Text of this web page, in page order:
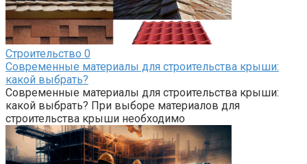
Строительство 0
Современные материалы для строительства крыши:
какой выбрать?
Современные материалы для строительства крыши:
какой выбрать? При выборе материалов для
строительства крыши необходимо